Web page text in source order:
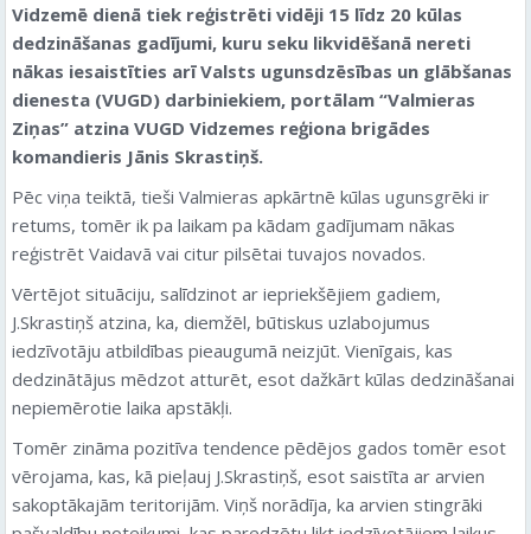
Vidzemē dienā tiek reģistrēti vidēji 15 līdz 20 kūlas
dedzināšanas gadījumi, kuru seku likvidēšanā nereti
nākas iesaistīties arī Valsts ugunsdzēsības un glābšanas
dienesta (VUGD) darbiniekiem, portālam “Valmieras
Ziņas” atzina VUGD Vidzemes reģiona brigādes
komandieris Jānis Skrastiņš.
Pēc viņa teiktā, tieši Valmieras apkārtnē kūlas ugunsgrēki ir
retums, tomēr ik pa laikam pa kādam gadījumam nākas
reģistrēt Vaidavā vai citur pilsētai tuvajos novados.
Vērtējot situāciju, salīdzinot ar iepriekšējiem gadiem,
J.Skrastiņš atzina, ka, diemžēl, būtiskus uzlabojumus
iedzīvotāju atbildības pieaugumā neizjūt. Vienīgais, kas
dedzinātājus mēdzot atturēt, esot dažkārt kūlas dedzināšanai
nepiemērotie laika apstākļi.
Tomēr zināma pozitīva tendence pēdējos gados tomēr esot
vērojama, kas, kā pieļauj J.Skrastiņš, esot saistīta ar arvien
sakoptākajām teritorijām. Viņš norādīja, ka arvien stingrāki